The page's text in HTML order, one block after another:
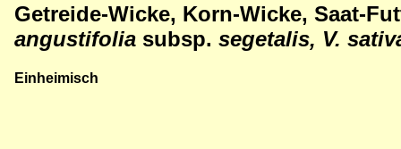
Getreide-Wicke, Korn-Wicke, Saat-
angustifolia subsp. segetalis, V.
Einheimisch